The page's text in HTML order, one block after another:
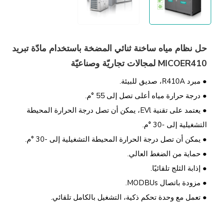
حل نظام مياه ساخنة ثنائي المضخة باستخدام مادّة تبريد
MICOER410 لمجالات تجاريّة وصناعيّة
● مبرد R410A، صديق للبيئة.
● درجة حرارة مياه أعلى تصل إلى 55 °م.
● يعتمد على تقنية EVl، يمكن أن تصل درجة الحرارة المحيطة
التشغيلية إلى -30 °م.
● يمكن أن تصل درجة الحرارة المحيطة التشغيلية إلى -30 °م.
● حماية من الضغط العالي.
● إذابة الثلج تلقائيًا.
● مزودة باتصال MODBUs.
● تعمل مع وحدة تحكم ذكية، التشغيل بالكامل تلقائي.